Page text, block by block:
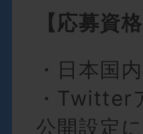
【応募資格
・日本国
・Twitter
公開設定